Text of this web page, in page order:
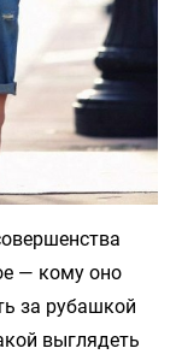
— кому оно
за рубашкой
выглядеть